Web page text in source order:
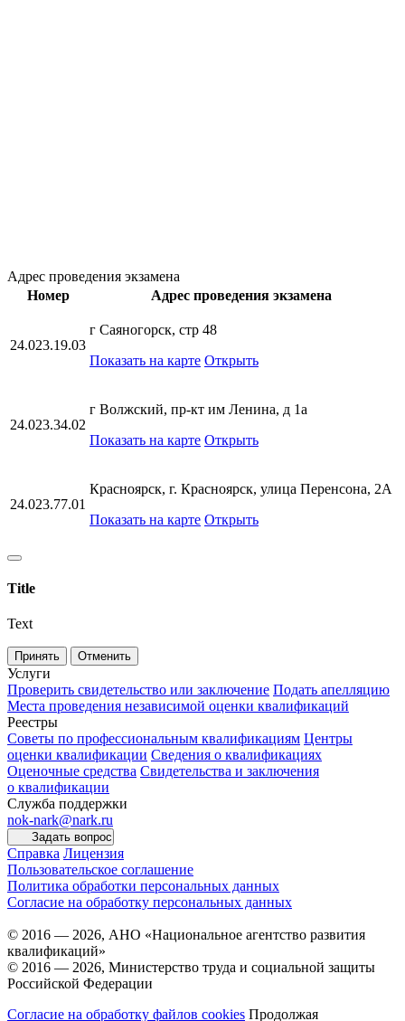
Адрес проведения экзамена
Номер
Адрес проведения экзамена
24.023.19.03
г Саяногорск, стр 48
Показать на карте Открыть
24.023.34.02
г Волжский, пр-кт им Ленина, д 1а
Показать на карте Открыть
24.023.77.01
Красноярск, г. Красноярск, улица Перенсона, 2А
Показать на карте Открыть
Title
Text
Принять Отменить
Услуги
Проверить свидетельство или заключение Подать апелляцию
Места проведения независимой оценки квалификаций
Реестры
Советы по профессиональным квалификациям Центры
оценки квалификации Сведения о квалификациях
Оценочные средства Свидетельства и заключения
о квалификации
Служба поддержки
nok-nark@nark.ru
Задать вопрос
Справка Лицензия
Пользовательское соглашение
Политика обработки персональных данных
Согласие на обработку персональных данных
© 2016 — 2026, АНО «Национальное агентство развития
квалификаций»
© 2016 — 2026, Министерство труда и социальной защиты
Российской Федерации
Согласие на обработку файлов cookies Продолжая